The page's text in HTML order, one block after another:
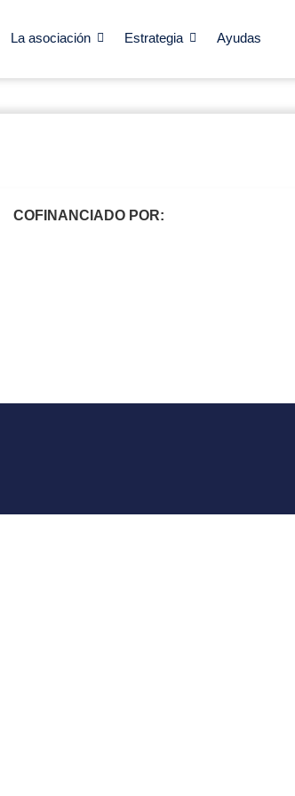
La asociación Estrategia Ayudas
COFINANCIADO POR: